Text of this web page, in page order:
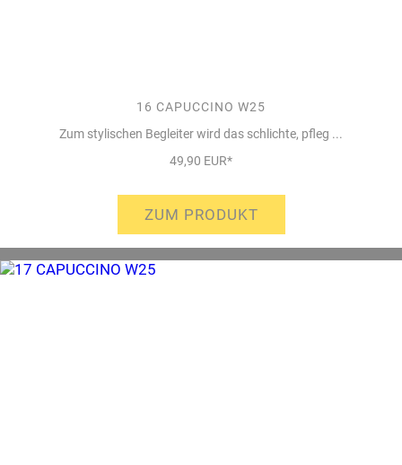
16 CAPUCCINO W25
Zum stylischen Begleiter wird das schlichte, pfleg ...
49,90 EUR*
ZUM PRODUKT